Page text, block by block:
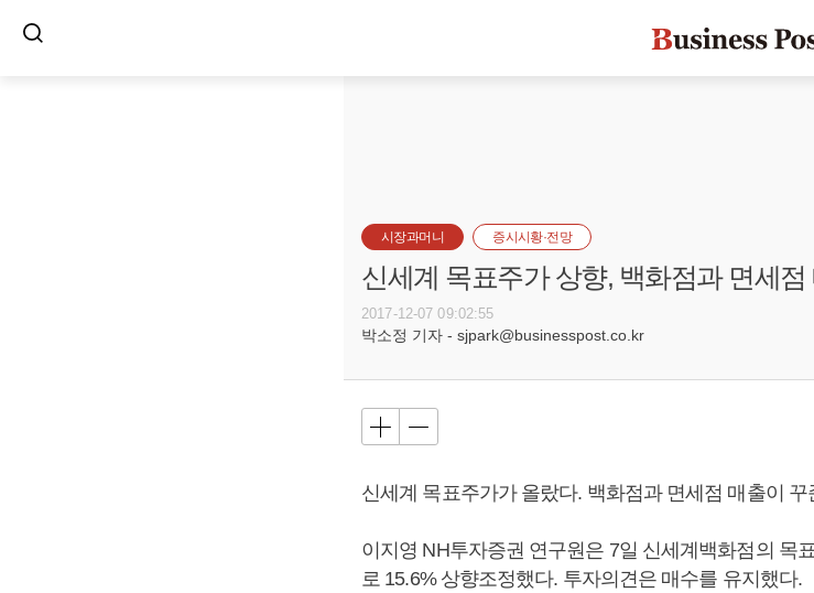
시장과머니 증시시황·전망
신세계 목표주가 상향, 백화점과 면세점
2017-12-07 09:02:55
박소정 기자 - sjpark@businesspost.co.kr
신세계 목표주가가 올랐다. 백화점과 면세점 매출이
이지영 NH투자증권 연구원은 7일 신세계백화점의 목
로 15.6% 상향조정했다. 투자의견은 매수를 유지했다.